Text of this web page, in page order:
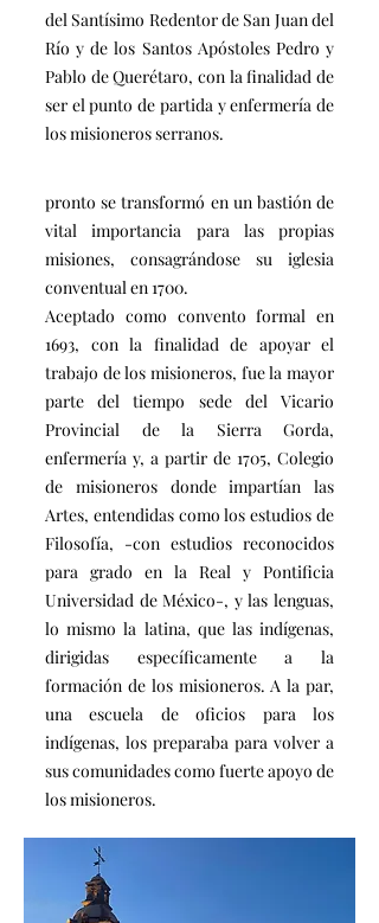
del Santísimo Redentor de San Juan del
Río y de los Santos Apóstoles Pedro y
Pablo de Querétaro, con la finalidad de
ser el punto de partida y enfermería de
los misioneros serranos.
pronto se transformó en un bastión de
vital importancia para las propias
misiones, consagrándose su iglesia
conventual en 1700.
Aceptado como convento formal en
1693, con la finalidad de apoyar el
trabajo de los misioneros, fue la mayor
parte del tiempo sede del Vicario
Provincial de la Sierra Gorda,
enfermería y, a partir de 1705, Colegio
de misioneros donde impartían las
Artes, entendidas como los estudios de
Filosofía, -con estudios reconocidos
para grado en la Real y Pontificia
Universidad de México-, y las lenguas,
lo mismo la latina, que las indígenas,
dirigidas específicamente a la
formación de los misioneros. A la par,
una escuela de oficios para los
indígenas, los preparaba para volver a
sus comunidades como fuerte apoyo de
los misioneros.